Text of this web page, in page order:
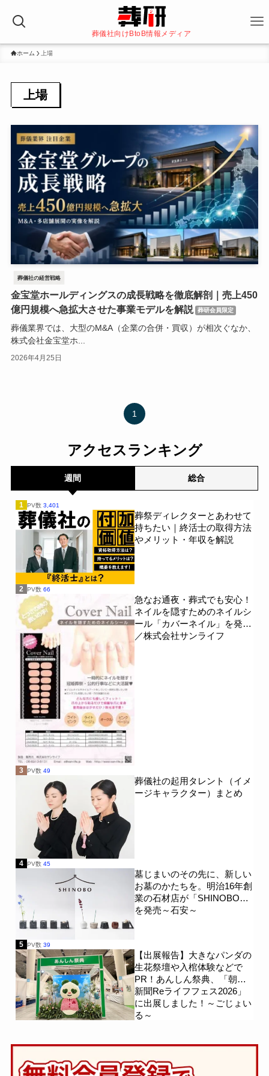
葬儀社向けBtoB情報メディア
ホーム 上場
上場
葬儀社の経営戦略
金宝堂ホールディングスの成長戦略を徹底解剖｜売上450
億円規模へ急拡大させた事業モデルを解説
葬研会員限定
葬儀業界では、大型のM&A（企業の合併・買収）が相次ぐなか、
株式会社金宝堂ホ...
2026年4月25日
1
アクセスランキング
週間 総合
1 PV数 3,401
葬祭ディレクターとあわせて
持ちたい｜終活士の取得方法
やメリット・年収を解説
2 PV数 66
急なお通夜・葬式でも安心！
ネイルを隠すためのネイルシ
ール「カバーネイル」を発売
／株式会社サンライフ
3 PV数 49
葬儀社の起用タレント（イメ
ージキャラクター）まとめ
4 PV数 45
墓じまいのその先に、新しい
お墓のかたちを。明治16年創
業の石材店が「SHINOBO」
を発売～石安～
5 PV数 39
【出展報告】大きなパンダの
生花祭壇や入棺体験などで
PR！あんしん祭典、「朝日
新聞Reライフフェス2026」
に出展しました！～ごじょい
る～